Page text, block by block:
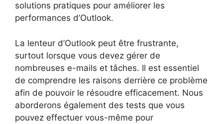
solutions pratiques pour améliorer les
performances d’Outlook.
La lenteur d’Outlook peut être frustrante,
surtout lorsque vous devez gérer de
nombreuses e-mails et tâches. Il est essentiel
de comprendre les raisons derrière ce problème
afin de pouvoir le résoudre efficacement. Nous
aborderons également des tests que vous
pouvez effectuer vous-même pour